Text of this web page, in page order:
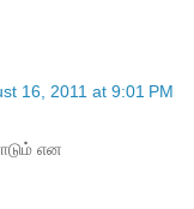
16, 2011 at 9:01 PM
என